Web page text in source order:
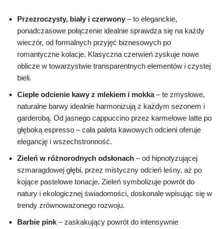
Przezroczysty, biały i czerwony – to eleganckie,
ponadczasowe połączenie idealnie sprawdza się na każdy
wieczór, od formalnych przyjęć biznesowych po
romantyczne kolacje. Klasyczna czerwień zyskuje nowe
oblicze w towarzystwie transparentnych elementów i czystej
bieli.
Ciepłe odcienie kawy z mlekiem i mokka– te zmysłowe,
naturalne barwy idealnie harmonizują z każdym sezonem i
garderobą. Od jasnego cappuccino przez karmelowe latte po
głęboką espresso – cała paleta kawowych odcieni oferuje
elegancję i wszechstronność.
Zieleń w różnorodnych odsłonach – od hipnotyzującej
szmaragdowej głębi, przez mistyczny odcień leśny, aż po
kojące pastelowe tonacje. Zieleń symbolizuje powrót do
natury i ekologicznej świadomości, doskonale wpisując się w
trendy zrównoważonego rozwoju.
Barbie pink – zaskakujący powrót do intensywnie